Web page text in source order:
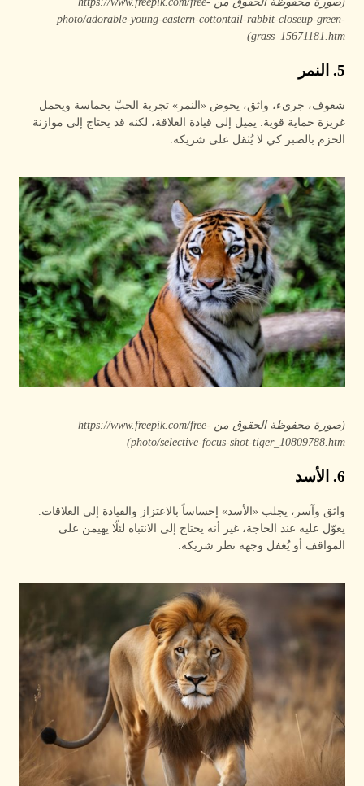
photo/adorable-young-eastern-cottontail-rabbit-closeup-green-
grass_15671181.htm)
5. النمر
شغوف، جريء، واثق، يخوض «النمر» تجربة الحبّ بحماسة ويحمل
غريزة حماية قوية. يميل إلى قيادة العلاقة، لكنه قد يحتاج إلى موازنة
الحزم بالصبر كي لا يُثقل على شريكه.
(صورة محفوظة الحقوق من https://www.freepik.com/free-
photo/selective-focus-shot-tiger_10809788.htm)
6. الأسد
واثق وآسر، يجلب «الأسد» إحساساً بالاعتزاز والقيادة إلى العلاقات.
يعوّل عليه عند الحاجة، غير أنه يحتاج إلى الانتباه لئلّا يهيمن على
المواقف أو يُغفل وجهة نظر شريكه.